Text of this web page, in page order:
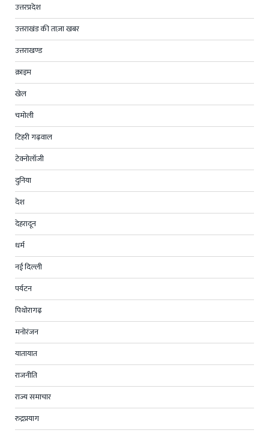
उत्तरप्रदेश
उत्तराखंड की ताज़ा खबर
उत्तराखण्ड
क्राइम
खेल
चमोली
टिहरी गढ़वाल
टेक्नोलॉजी
दुनिया
देश
देहरादून
धर्म
नई दिल्ली
पर्यटन
पिथोरागढ़
मनोरंजन
यातायात
राजनीति
राज्य समाचार
रुद्रप्रयाग